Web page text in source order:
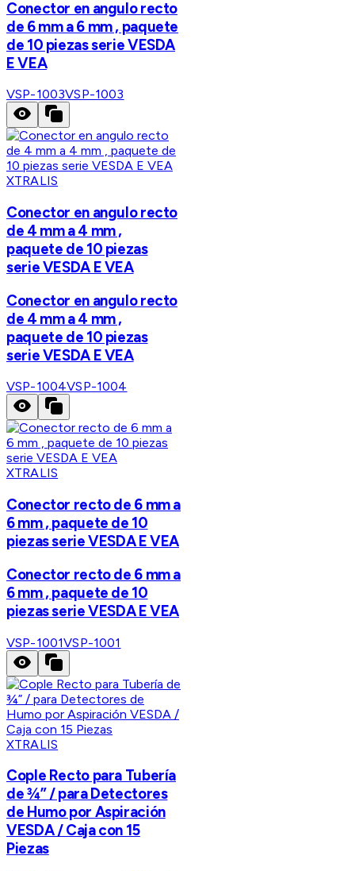
Conector en angulo recto
de 6 mm a 6 mm , paquete
de 10 piezas serie VESDA
E VEA
VSP-1003VSP-1003
XTRALIS
Conector en angulo recto
de 4 mm a 4 mm ,
paquete de 10 piezas
serie VESDA E VEA
Conector en angulo recto
de 4 mm a 4 mm ,
paquete de 10 piezas
serie VESDA E VEA
VSP-1004VSP-1004
XTRALIS
Conector recto de 6 mm a
6 mm , paquete de 10
piezas serie VESDA E VEA
Conector recto de 6 mm a
6 mm , paquete de 10
piezas serie VESDA E VEA
VSP-1001VSP-1001
XTRALIS
Cople Recto para Tubería
de ¾” / para Detectores
de Humo por Aspiración
VESDA / Caja con 15
Piezas